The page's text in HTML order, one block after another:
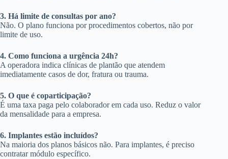
3. Há limite de consultas por ano?
Não. O plano funciona por procedimentos cobertos, não por
limite de uso.
4. Como funciona a urgência 24h?
A operadora indica clínicas de plantão que atendem
imediatamente casos de dor, fratura ou trauma.
5. O que é coparticipação?
É uma taxa paga pelo colaborador em cada uso. Reduz o valor
da mensalidade para a empresa.
6. Implantes estão incluídos?
Na maioria dos planos básicos não. Para implantes, é preciso
contratar módulo específico.